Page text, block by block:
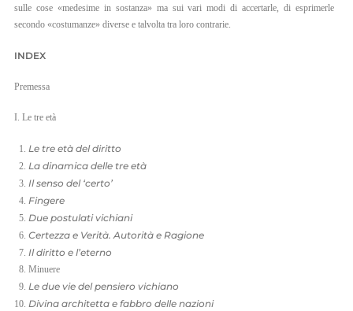
EN
sulle cose «medesime in sostanza» ma sui vari modi di accertarle, di esprimerle
secondo «costumanze» diverse e talvolta tra loro contrarie.
INDEX
Premessa
I. Le tre età
Le tre età del diritto
La dinamica delle tre età
Il senso del ‘certo’
Fingere
Due postulati vichiani
Certezza e Verità. Autorità e Ragione
Il diritto e l’eterno
Minuere
Le due vie del pensiero vichiano
Divina architetta e fabbro delle nazioni